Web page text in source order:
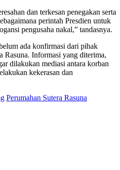
dan terkesan penegakan serta
perintah Presdien untuk
pengusaha nakal,” tandasnya.
ada konfirmasi dari pihak
Rasuna. Informasi yang diterima,
dilakukan mediasi antara korban
kekerasan dan
Perumahan Sutera Rasuna